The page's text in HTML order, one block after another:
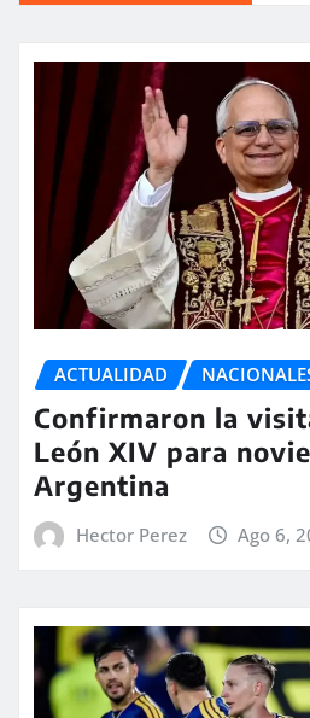
ACTUALIDAD
Confirmaron la
León XIV para
Argentina
Hector Perez Ago 6,